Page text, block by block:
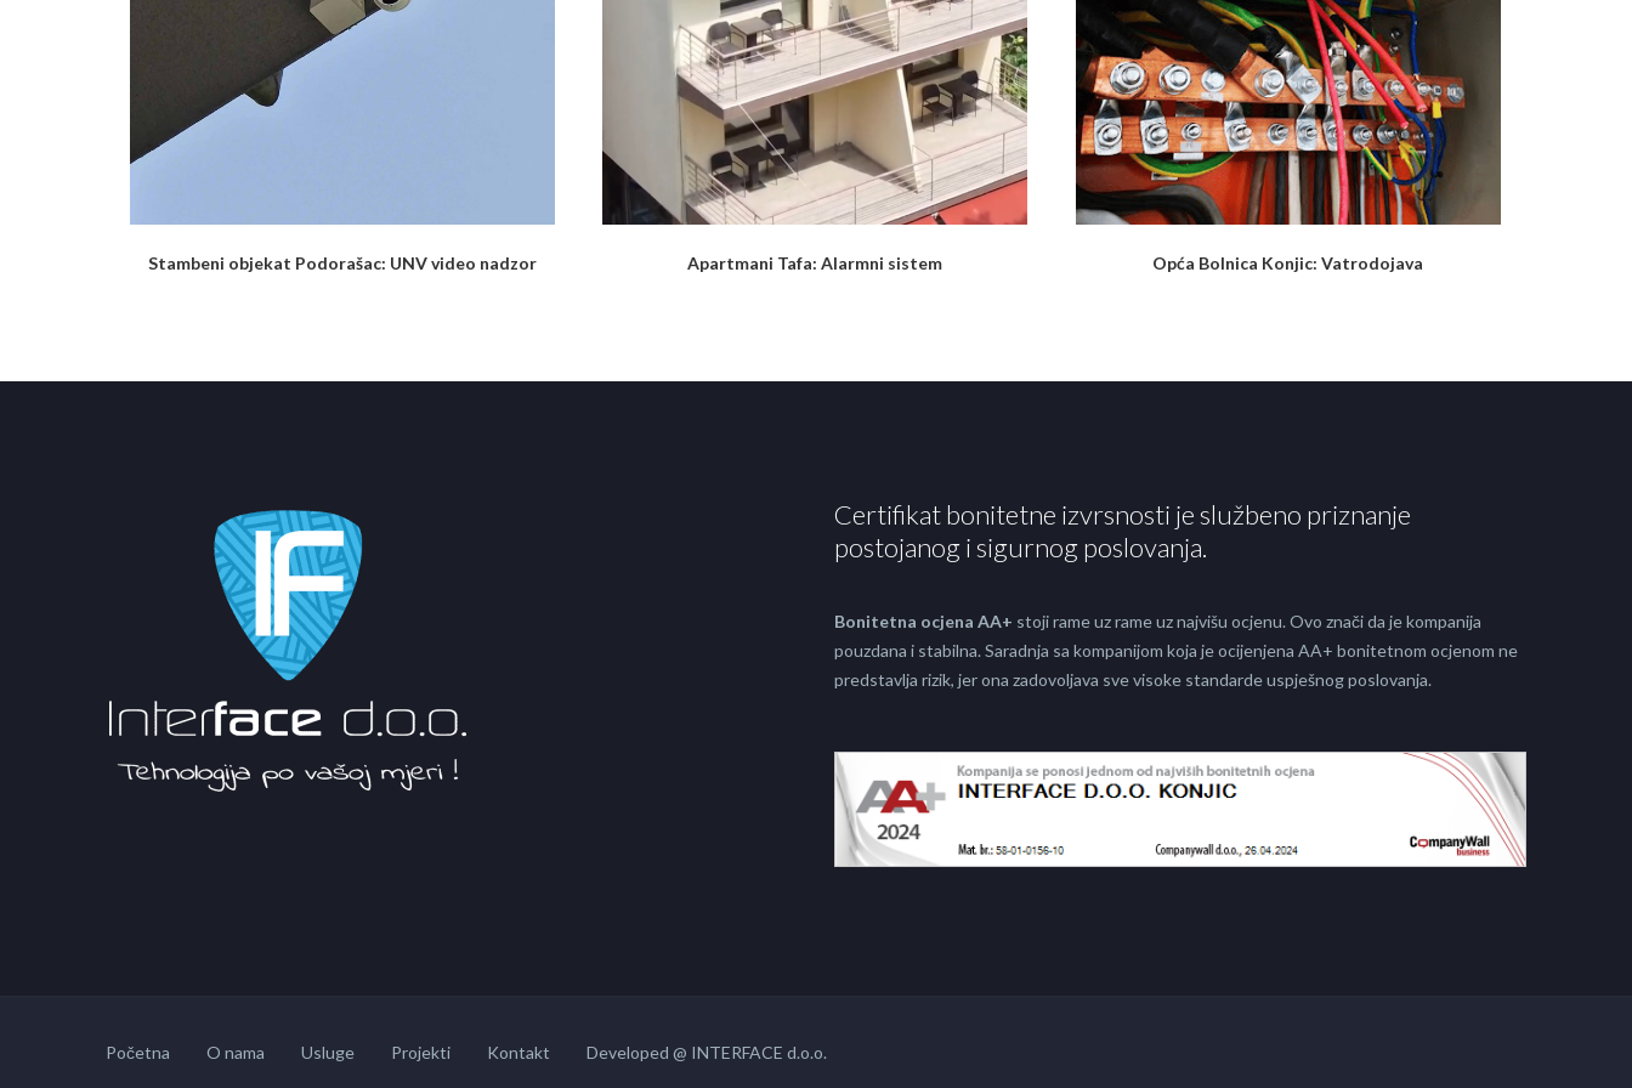
Stambeni objekat Podorašac: UNV video nadzor Apartmani Tafa: Alarmni sistem Opća Bolnica Konjic: Vatrodojava
Certifikat bonitetne izvrsnosti je službeno priznanje
postojanog i sigurnog poslovanja.
Bonitetna ocjena AA+ stoji rame uz rame uz najvišu ocjenu. Ovo znači da je kompanija
pouzdana i stabilna. Saradnja sa kompanijom koja je ocijenjena AA+ bonitetnom ocjenom ne
predstavlja rizik, jer ona zadovoljava sve visoke standarde uspješnog poslovanja.
Početna O nama Usluge Projekti Kontakt Developed @ INTERFACE d.o.o.